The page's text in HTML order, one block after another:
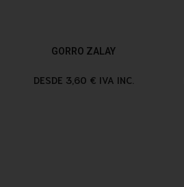
GORRO ZALAY
DESDE 3,60 € IVA INC.